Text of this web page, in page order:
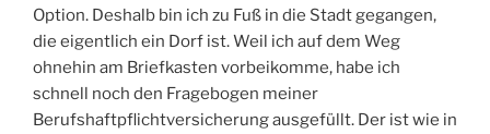
Option. Deshalb bin ich zu Fuß in die Stadt gegangen,
die eigentlich ein Dorf ist. Weil ich auf dem Weg
ohnehin am Briefkasten vorbeikomme, habe ich
schnell noch den Fragebogen meiner
Berufshaftpflichtversicherung ausgefüllt. Der ist wie in